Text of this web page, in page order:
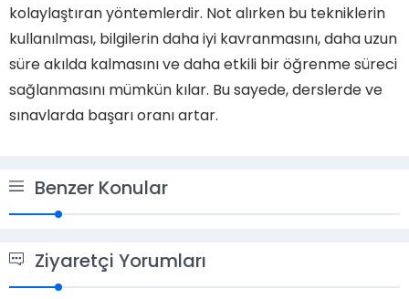
kolaylaştıran yöntemlerdir. Not alırken bu tekniklerin
kullanılması, bilgilerin daha iyi kavranmasını, daha uzun
süre akılda kalmasını ve daha etkili bir öğrenme süreci
sağlanmasını mümkün kılar. Bu sayede, derslerde ve
sınavlarda başarı oranı artar.
Benzer Konular
Ziyaretçi Yorumları